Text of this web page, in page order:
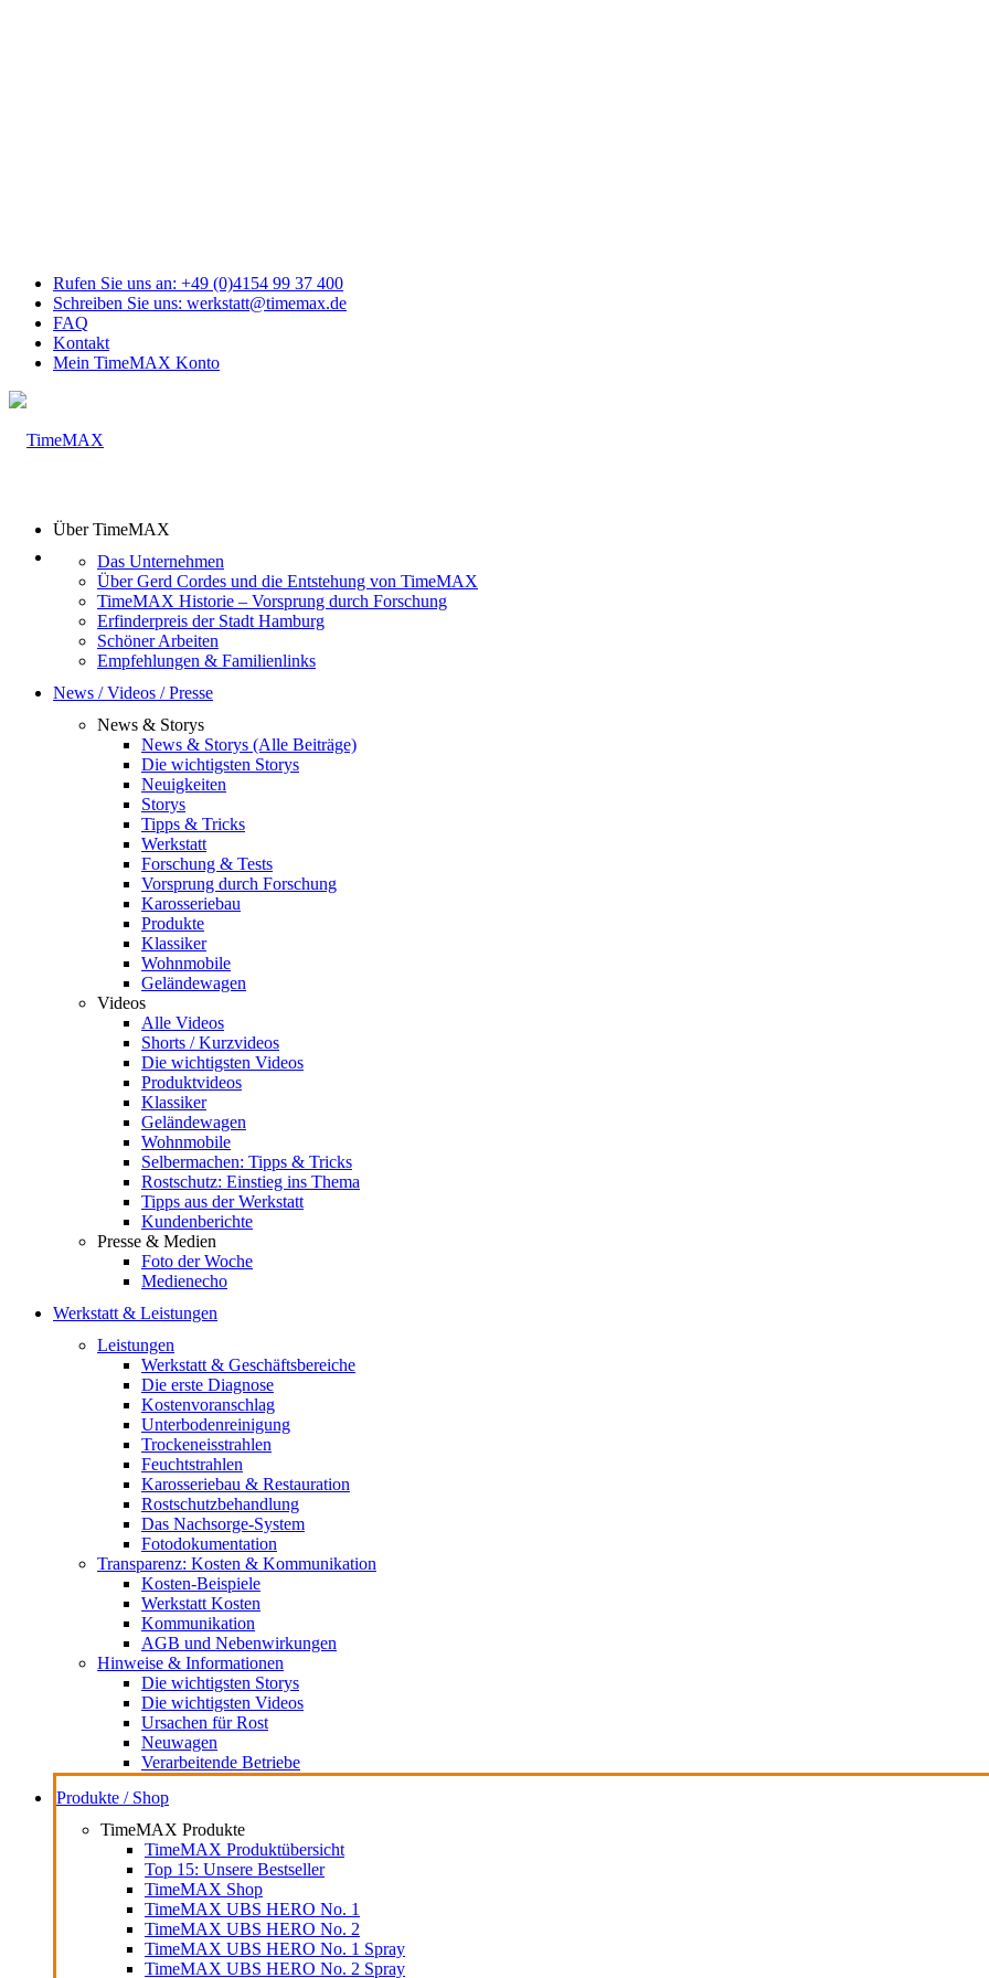
Rufen Sie uns an: +49 (0)4154 99 37 400
Schreiben Sie uns: werkstatt@timemax.de
FAQ
Kontakt
Mein TimeMAX Konto
Über TimeMAX
Das Unternehmen
Über Gerd Cordes und die Entstehung von TimeMAX
TimeMAX Historie – Vorsprung durch Forschung
Erfinderpreis der Stadt Hamburg
Schöner Arbeiten
Empfehlungen & Familienlinks
News / Videos / Presse
News & Storys
News & Storys (Alle Beiträge)
Die wichtigsten Storys
Neuigkeiten
Storys
Tipps & Tricks
Werkstatt
Forschung & Tests
Vorsprung durch Forschung
Karosseriebau
Produkte
Klassiker
Wohnmobile
Geländewagen
Videos
Alle Videos
Shorts / Kurzvideos
Die wichtigsten Videos
Produktvideos
Klassiker
Geländewagen
Wohnmobile
Selbermachen: Tipps & Tricks
Rostschutz: Einstieg ins Thema
Tipps aus der Werkstatt
Kundenberichte
Presse & Medien
Foto der Woche
Medienecho
Werkstatt & Leistungen
Leistungen
Werkstatt & Geschäftsbereiche
Die erste Diagnose
Kostenvoranschlag
Unterbodenreinigung
Trockeneisstrahlen
Feuchtstrahlen
Karosseriebau & Restauration
Rostschutzbehandlung
Das Nachsorge-System
Fotodokumentation
Transparenz: Kosten & Kommunikation
Kosten-Beispiele
Werkstatt Kosten
Kommunikation
AGB und Nebenwirkungen
Hinweise & Informationen
Die wichtigsten Storys
Die wichtigsten Videos
Ursachen für Rost
Neuwagen
Verarbeitende Betriebe
Produkte / Shop
TimeMAX Produkte
TimeMAX Produktübersicht
Top 15: Unsere Bestseller
TimeMAX Shop
TimeMAX UBS HERO No. 1
TimeMAX UBS HERO No. 2
TimeMAX UBS HERO No. 1 Spray
TimeMAX UBS HERO No. 2 Spray